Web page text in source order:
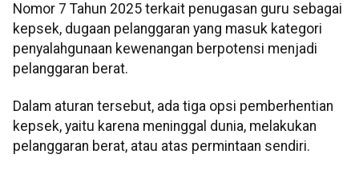
Nomor 7 Tahun 2025 terkait penugasan guru sebagai
kepsek, dugaan pelanggaran yang masuk kategori
penyalahgunaan kewenangan berpotensi menjadi
pelanggaran berat.
Dalam aturan tersebut, ada tiga opsi pemberhentian
kepsek, yaitu karena meninggal dunia, melakukan
pelanggaran berat, atau atas permintaan sendiri.